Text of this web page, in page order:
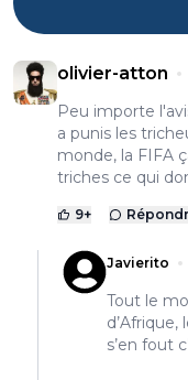
olivier-atton
Peu importe
a punis les
monde, la FIFA
triches ce qui
9+
Javierito
Tout le
s’en fout